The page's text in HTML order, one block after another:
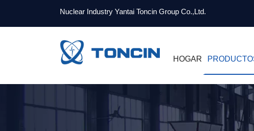
Nuclear Industry Yantai Toncin Group Co.,Ltd.
HOGAR